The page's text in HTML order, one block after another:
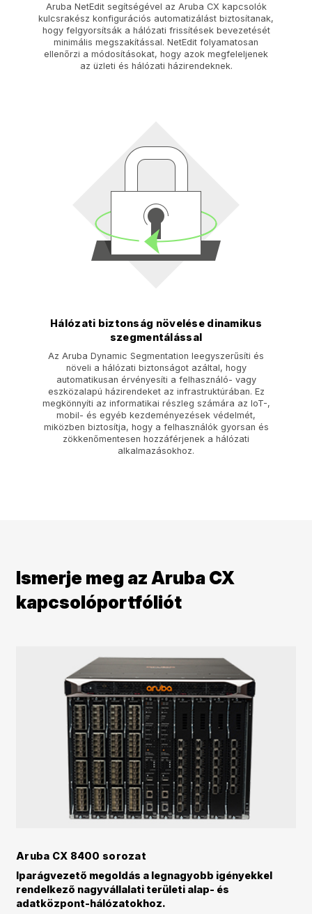
Aruba NetEdit segítségével az Aruba CX kapcsolók
kulcsrakész konfigurációs automatizálást biztosítanak,
hogy felgyorsítsák a hálózati frissítések bevezetését
minimális megszakítással. NetEdit folyamatosan
ellenőrzi a módosításokat, hogy azok megfeleljenek
az üzleti és hálózati házirendeknek.
Hálózati biztonság növelése dinamikus
szegmentálással
Az Aruba Dynamic Segmentation leegyszerűsíti és
növeli a hálózati biztonságot azáltal, hogy
automatikusan érvényesíti a felhasználó- vagy
eszközalapú házirendeket az infrastruktúrában. Ez
megkönnyíti az informatikai részleg számára az IoT-,
mobil- és egyéb kezdeményezések védelmét,
miközben biztosítja, hogy a felhasználók gyorsan és
zökkenőmentesen hozzáférjenek a hálózati
alkalmazásokhoz.
Ismerje meg az Aruba CX
kapcsolóportfóliót
Aruba CX 8400 sorozat
Iparágvezető megoldás a legnagyobb igényekkel
rendelkező nagyvállalati területi alap- és
adatközpont-hálózatokhoz.